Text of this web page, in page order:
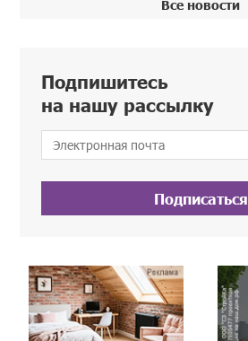
Все новости
Подпишитесь
на нашу рассылку
Подписаться